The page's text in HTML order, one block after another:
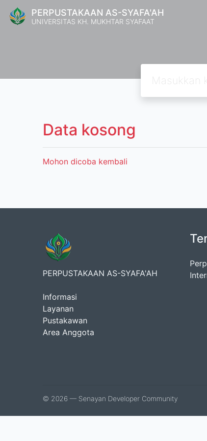
PERPUSTAKAAN AS-SYAFA'AH
UNIVERSITAS KH. MUKHTAR SYAFAAT
Data kosong
Mohon dicoba kembali
PERPUSTAKAAN AS-SYAFA'AH
Informasi
Layanan
Pustakawan
Area Anggota
© 2026 — Senayan Developer Community